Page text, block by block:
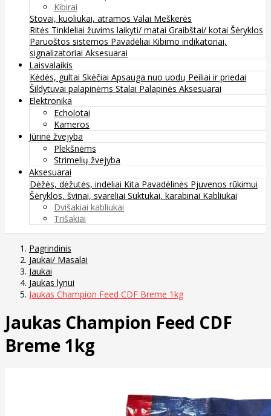
Kibirai
Stovai, kuoliukai, atramos Valai Meškerės
Ritės Tinkleliai žuvims laikyti/ matai Graibštai/ kotai Šėryklos
Paruoštos sistemos Pavadėliai Kibimo indikatoriai,
signalizatoriai Aksesuarai
Laisvalaikis
Kėdės, gultai Skėčiai Apsauga nuo uodų Peiliai ir priedai
Šildytuvai palapinėms Stalai Palapinės Aksesuarai
Elektronika
Echolotai
Kameros
Jūrinė žvejyba
Plekšnėms
Strimelių žvejyba
Aksesuarai
Dėžės, dėžutės, indeliai Kita Pavadėlinės Pjuvenos rūkimui
Šėryklos, švinai, svareliai Suktukai, karabinai Kabliukai
Dvišakiai kabliukai
Trišakiai
Pagrindinis
Jaukai/ Masalai
Jaukai
Jaukas lynui
Jaukas Champion Feed CDF Breme 1kg
Jaukas Champion Feed CDF
Breme 1kg